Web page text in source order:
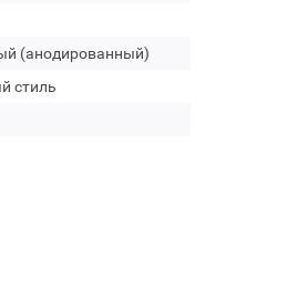
(анодированный)
стиль